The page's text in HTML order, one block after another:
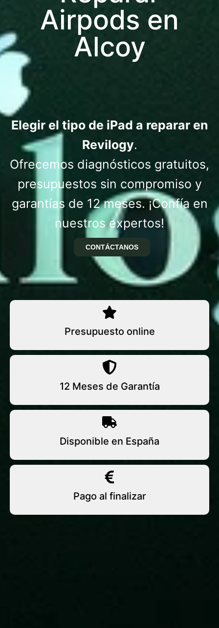
Airpods en
Alcoy
Elegir el tipo de iPad a reparar en
Revilogy.
Ofrecemos diagnósticos gratuitos,
presupuestos sin compromiso y
garantías de 12 meses. ¡Confía en
nuestros expertos!
CONTÁCTANOS
Presupuesto online
12 Meses de Garantía
Disponible en España
Pago al finalizar